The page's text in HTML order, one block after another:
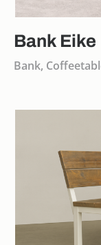
Bank Eike
Bank,